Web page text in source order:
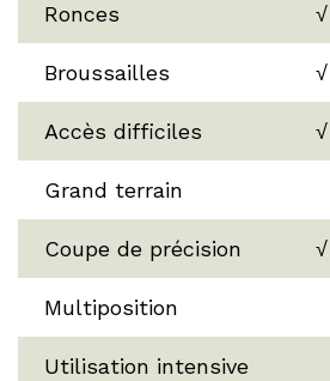
Ronces √
Broussailles √
Accès difficiles √
Grand terrain
Coupe de précision √
Multiposition
Utilisation intensive